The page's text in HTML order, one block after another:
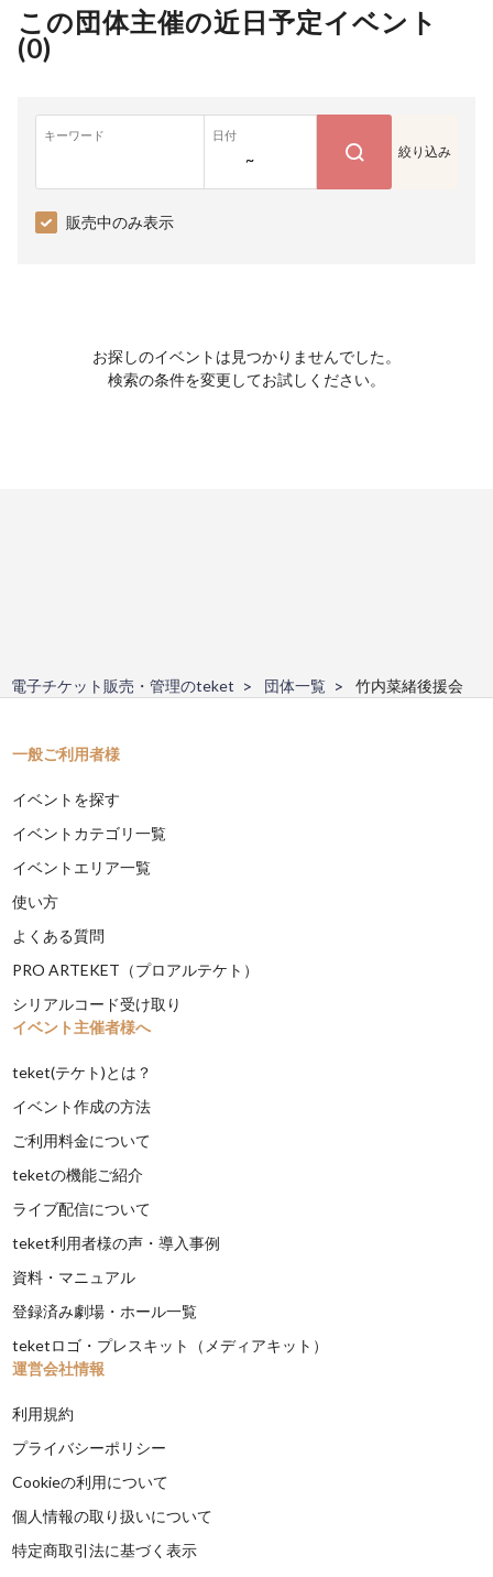
この団体主催の近日予定イベント
(0)
キーワード 日付
~ 絞り込み
販売中のみ表示
お探しのイベントは見つかりませんでした。
検索の条件を変更してお試しください。
電子チケット販売・管理のteket 団体一覧 竹内菜緒後援会
一般ご利用者様
イベントを探す
イベントカテゴリ一覧
イベントエリア一覧
使い方
よくある質問
PRO ARTEKET（プロアルテケト）
シリアルコード受け取り
イベント主催者様へ
teket(テケト)とは？
イベント作成の方法
ご利用料金について
teketの機能ご紹介
ライブ配信について
teket利用者様の声・導入事例
資料・マニュアル
登録済み劇場・ホール一覧
teketロゴ・プレスキット（メディアキット）
運営会社情報
利用規約
プライバシーポリシー
Cookieの利用について
個人情報の取り扱いについて
特定商取引法に基づく表示